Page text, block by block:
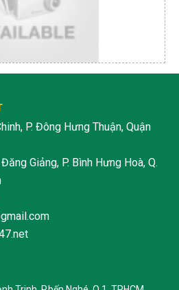
P. Đông Hưng Thuận, Quận
Giảng, P. Bình Hưng Hoà, Q.